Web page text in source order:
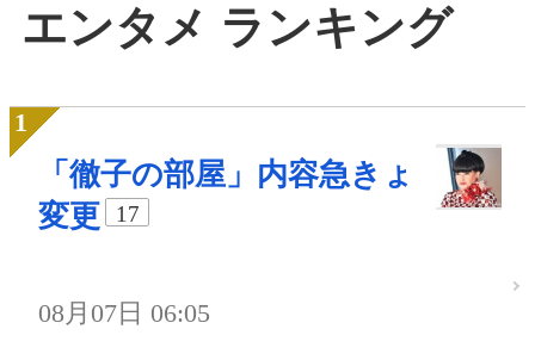
エンタメ ランキング
「徹子の部屋」内容急きょ
変更
17
08月07日 06:05